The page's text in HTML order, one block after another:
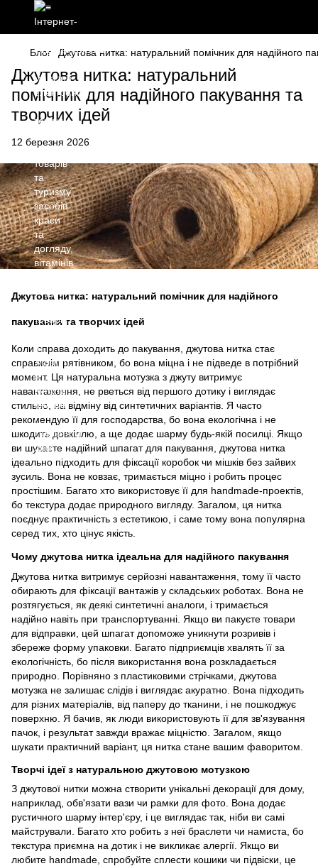
Блог Джутова нитка: натуральний помічник для надійного
Джутова нитка: натуральний
помічник для надійного пакування та
творчих ідей
12 березня 2026
Джутова нитка: натуральний помічник для надійного
пакування та творчих ідей
Коли справа доходить до пакування, джутова нитка стає
справжнім рятівником, бо вона міцна і не підведе в потрібний
момент. Ця натуральна мотузка з джуту витримує
навантаження, не рветься від першого дотику і виглядає
стильно, на відміну від синтетичних варіантів. Я часто
рекомендую її для господарства, бо вона екологічна і не
шкодить довкіллю, а ще додає шарму будь-якій посилці. Якщо
ви шукаєте надійний шпагат для пакування, джутова нитка
ідеально підходить для фіксації коробок чи мішків без зайвих
зусиль. Вона не ковзає, тримається міцно і робить процес
простішим. Багато хто використовує її для handmade-проектів,
бо текстура додає природного вигляду. Загалом, ця нитка
поєднує практичність з естетикою, і саме тому вона популярна
серед тих, хто цінує якість.
Чому джутова нитка ідеальна для надійного пакування
Джутова нитка витримує серйозні навантаження, тому її часто
обирають для фіксації вантажів у складських роботах. Вона не
розтягується, як деякі синтетичні аналоги, і тримається
надійно навіть при транспортуванні. Якщо ви пакуєте товари
для відправки, цей шпагат допоможе уникнути розривів і
збереже форму упаковки. Багато підприємців хвалять її за
екологічність, бо після використання вона розкладається
природно. Порівняно з пластиковими стрічками, джутова
мотузка не залишає слідів і виглядає акуратно. Вона підходить
для різних матеріалів, від паперу до тканини, і не пошкоджує
поверхню. Я бачив, як люди використовують її для зв'язування
пачок, і результат завжди вражає міцністю. Загалом, якщо
шукати практичний варіант, ця нитка стане вашим фаворитом.
Творчі ідеї з натуральною джутовою мотузкою
З джутової нитки можна створити унікальні декорації для дому,
наприклад, обв'язати вази чи рамки для фото. Вона додає
рустичного шарму інтер'єру, і це виглядає так, ніби ви самі
майстрували. Багато хто робить з неї браслети чи намиста, бо
текстура приємна на дотик і не викликає алергії. Якщо ви
любите handmade, спробуйте сплести кошики чи підвіски, це